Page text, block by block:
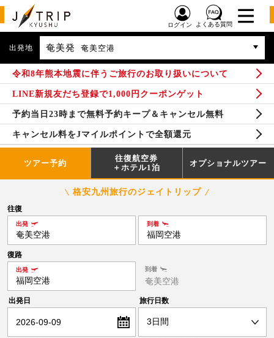
ログイン よくある質問
出発地 奄美発 奄美空港
令和8年熊本地震に伴うご旅行のお取り扱いについて
LINE新規友だち登録で1,000円クーポンゲット
予約当日23時まで無料予約キープ＆キャンセル無料
キャンセル料をJマイルポイントで全額還元
ツアー予約
往復航空券
＋ホテル1泊
オプショナルツアー
格安九州旅行のジェイトリップ
出発日
2026-09-09
旅行日数
往復
出発
奄美空港
到着
福岡空港
復路
出発
福岡空港
到着
奄美空港